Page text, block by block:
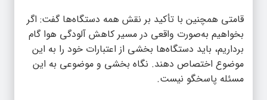
قامتی همچنین با تأکید بر نقش همه دستگاه‌ها گفت: اگر
بخواهیم به‌صورت واقعی در مسیر کاهش آلودگی هوا گام
برداریم، باید دستگاه‌ها بخشی از اعتبارات خود را به این
موضوع اختصاص دهند. نگاه بخشی و موضوعی به این
مسئله پاسخگو نیست. ️